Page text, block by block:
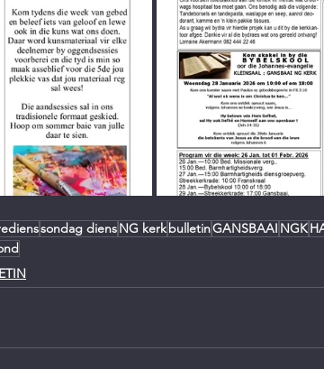
sondag diensNG kerkbulletinGANSBAAI NGK